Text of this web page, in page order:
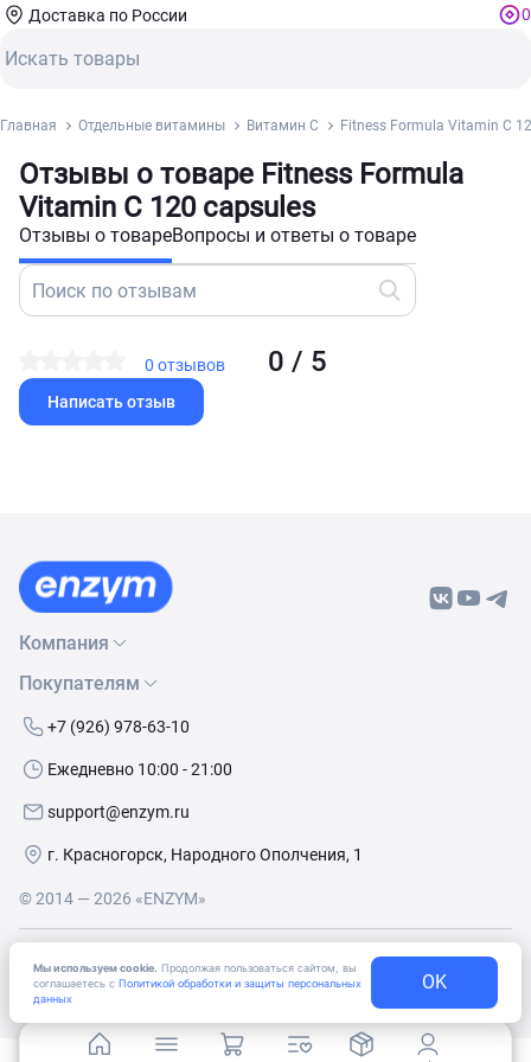
Мы используем cookie. Продолжая пользоваться сайтом, вы
соглашаетесь с Политикой обработки и защиты персональных
данных
OK
Доставка по России 0
Главная Отдельные витамины Витамин С Fitness Formula Vitamin С
Отзывы о товаре Fitness Formula
Vitamin С 120 capsules
Отзывы о товареВопросы и ответы о товаре
0 / 5
0 отзывов
Написать отзыв
Компания
О нас
Бренды
Покупателям
Как сделать заказ
Условия доставки
+7 (926) 978-63-10
Ежедневно 10:00 - 21:00
support@enzym.ru
г. Красногорск, Народного Ополчения, 1
© 2014 — 2026 «ENZYM»
на получение рекламно-информационных
материалов